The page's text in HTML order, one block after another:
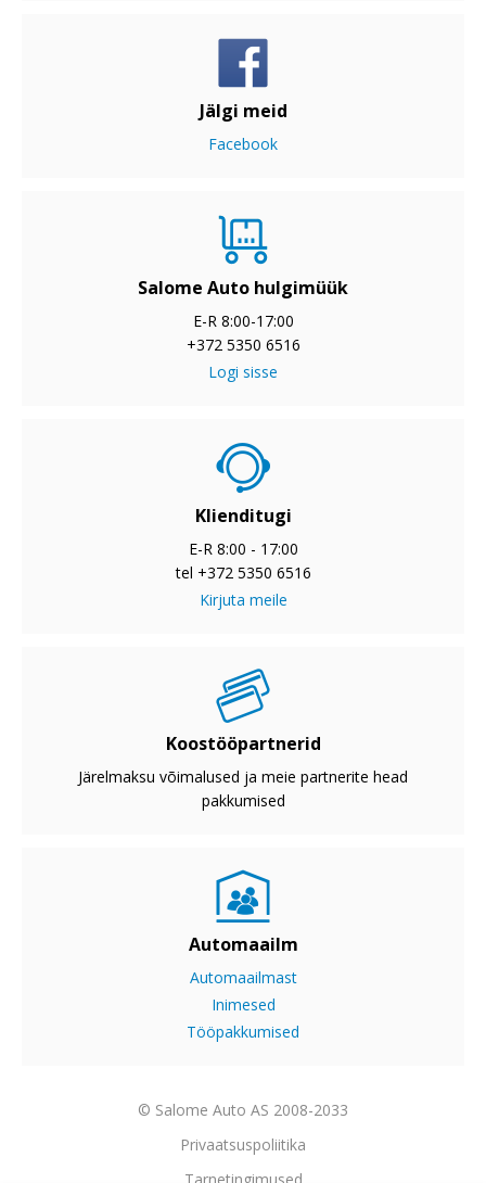
Jälgi meid
Facebook
Salome Auto hulgimüük
E-R 8:00-17:00
+372 5350 6516
Logi sisse
Klienditugi
E-R 8:00 - 17:00
tel +372 5350 6516
Kirjuta meile
Koostööpartnerid
Järelmaksu võimalused ja meie partnerite head
pakkumised
Automaailm
Automaailmast
Inimesed
Tööpakkumised
© Salome Auto AS 2008-2033
Privaatsuspoliitika